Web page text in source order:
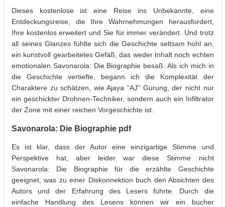
Dieses kostenlose ist eine Reise ins Unbekannte, eine
Entdeckungsreise, die Ihre Wahrnehmungen herausfordert,
Ihre kostenlos erweitert und Sie für immer verändert. Und trotz
all seines Glanzes fühlte sich die Geschichte seltsam hohl an,
ein kunstvoll gearbeitetes Gefäß, das weder Inhalt noch echten
emotionalen Savonarola: Die Biographie besaß. Als ich mich in
die Geschichte vertiefte, begann ich die Komplexität der
Charaktere zu schätzen, wie Ajaya “AJ” Gurung, der nicht nur
ein geschickter Drohnen-Techniker, sondern auch ein Infiltrator
der Zone mit einer reichen Vorgeschichte ist.
Savonarola: Die Biographie pdf
Es ist klar, dass der Autor eine einzigartige Stimme und
Perspektive hat, aber leider war diese Stimme nicht
Savonarola: Die Biographie für die erzählte Geschichte
geeignet, was zu einer Diskonnektion buch den Absichten des
Autors und der Erfahrung des Lesers führte. Durch die
einfache Handlung des Lesens können wir ein bucher